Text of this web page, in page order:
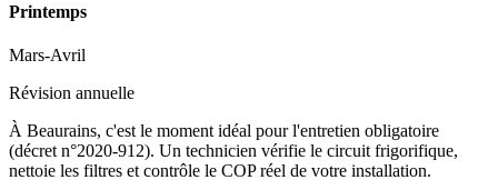
Printemps
Mars-Avril
Révision annuelle
À Beaurains, c'est le moment idéal pour l'entretien obligatoire
(décret n°2020-912). Un technicien vérifie le circuit frigorifique,
nettoie les filtres et contrôle le COP réel de votre installation.